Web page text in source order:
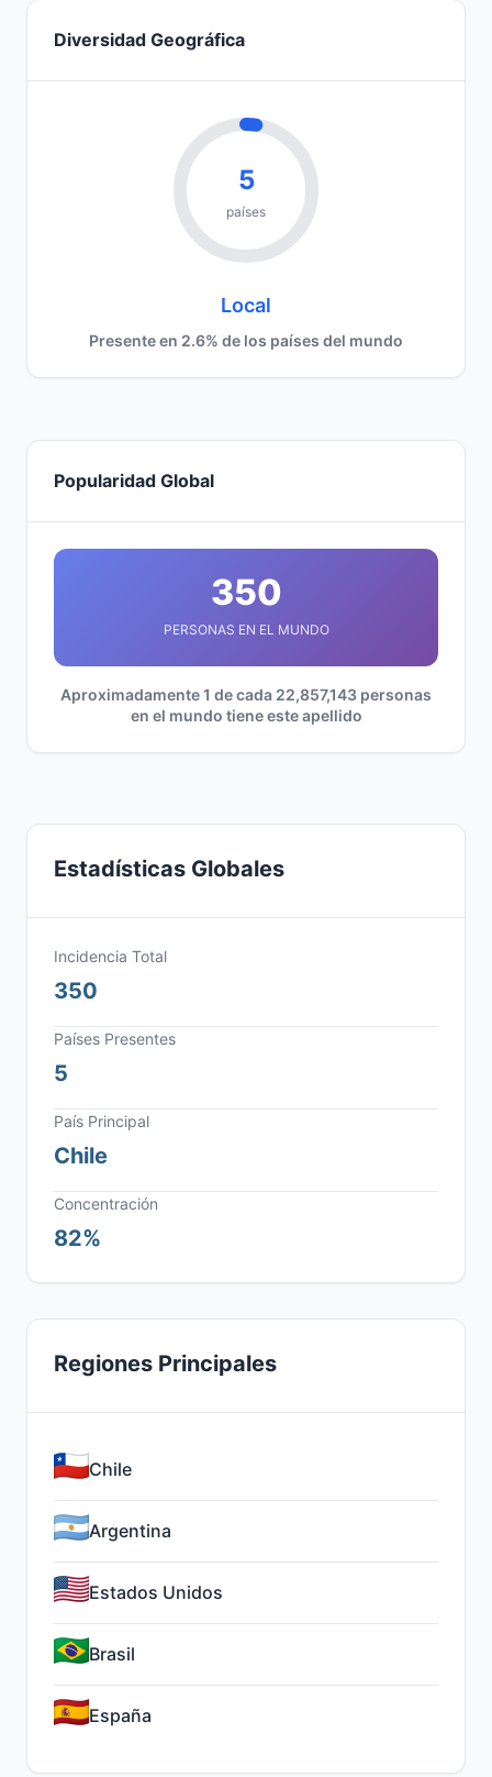
Diversidad Geográfica
5
países
Local
Presente en 2.6% de los países del mundo
Popularidad Global
350
PERSONAS EN EL MUNDO
Aproximadamente 1 de cada 22,857,143 personas
en el mundo tiene este apellido
Estadísticas Globales
Incidencia Total
350
Países Presentes
5
País Principal
Chile
Concentración
82%
Regiones Principales
Chile
Argentina
Estados Unidos
Brasil
España